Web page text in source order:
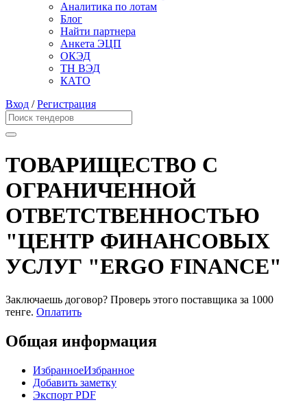
Аналитика по лотам
Блог
Найти партнера
Анкета ЭЦП
ОКЭД
ТН ВЭД
КАТО
Вход /Регистрация
ТОВАРИЩЕСТВО С
ОГРАНИЧЕННОЙ
ОТВЕТСТВЕННОСТЬЮ
"ЦЕНТР ФИНАНСОВЫХ
УСЛУГ "ERGO FINANCE"
Заключаешь договор? Проверь этого поставщика за 1000
тенге. Оплатить
Общая информация
ИзбранноеИзбранное
Добавить заметку
Экспорт PDF